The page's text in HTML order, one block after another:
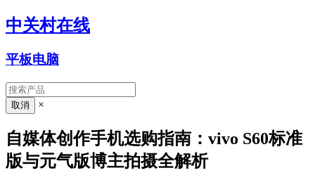
中关村在线
平板电脑
×
自媒体创作手机选购指南：vivo S60标准
版与元气版博主拍摄全解析